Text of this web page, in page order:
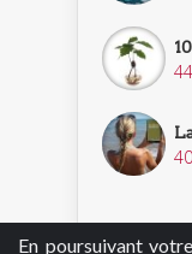
En poursuivant